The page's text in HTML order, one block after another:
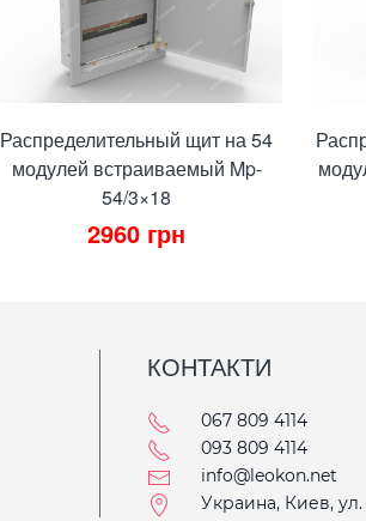
Распределительный щит на 54
модулей встраиваемый Mp-
54/3×18
2960 грн
КОНТАКТИ
067 809 4114
093 809 4114
info@leokon.net
Украина, Киев,